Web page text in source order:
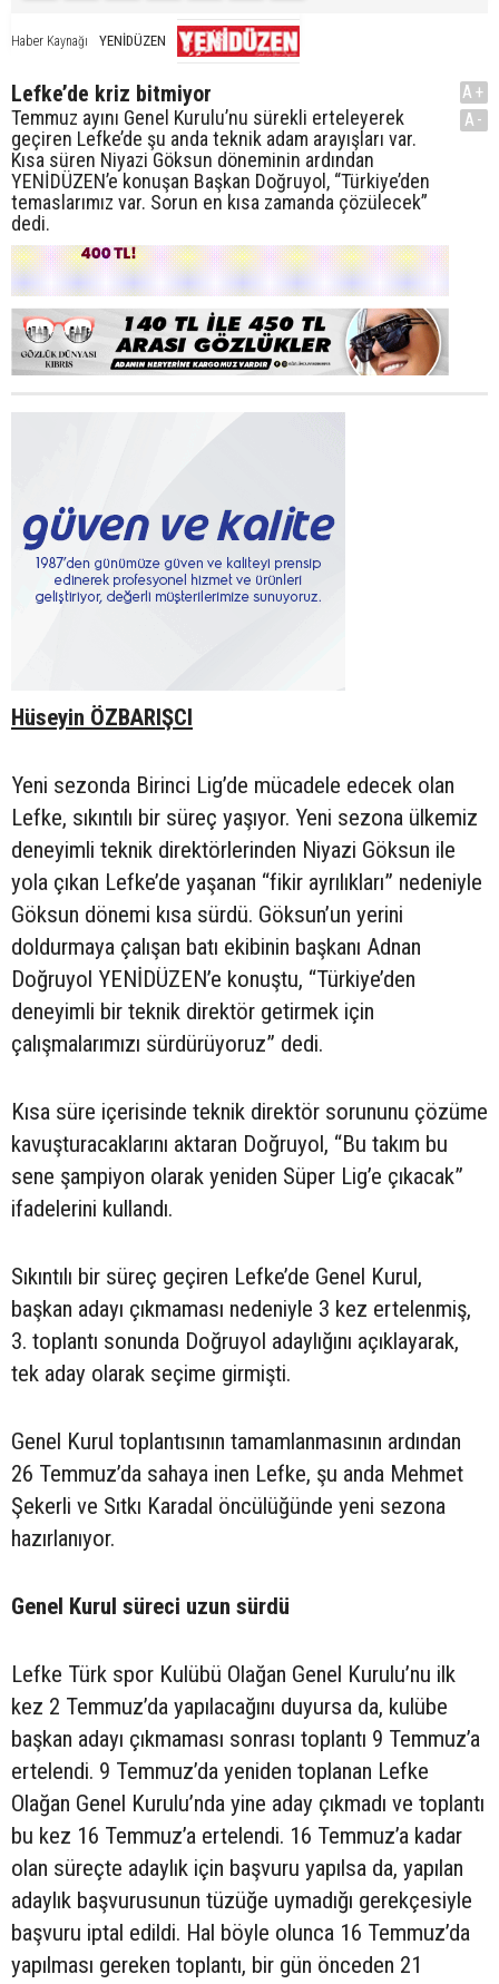
Haber Kaynağı YENİDÜZEN
Lefke’de kriz bitmiyor
Temmuz ayını Genel Kurulu’nu sürekli erteleyerek
geçiren Lefke’de şu anda teknik adam arayışları var.
Kısa süren Niyazi Göksun döneminin ardından
YENİDÜZEN’e konuşan Başkan Doğruyol, “Türkiye’den
temaslarımız var. Sorun en kısa zamanda çözülecek”
dedi.
A+
A-
Hüseyin ÖZBARIŞCI
Yeni sezonda Birinci Lig’de mücadele edecek olan
Lefke, sıkıntılı bir süreç yaşıyor. Yeni sezona ülkemiz
deneyimli teknik direktörlerinden Niyazi Göksun ile
yola çıkan Lefke’de yaşanan “fikir ayrılıkları” nedeniyle
Göksun dönemi kısa sürdü. Göksun’un yerini
doldurmaya çalışan batı ekibinin başkanı Adnan
Doğruyol YENİDÜZEN’e konuştu, “Türkiye’den
deneyimli bir teknik direktör getirmek için
çalışmalarımızı sürdürüyoruz” dedi.
Kısa süre içerisinde teknik direktör sorununu çözüme
kavuşturacaklarını aktaran Doğruyol, “Bu takım bu
sene şampiyon olarak yeniden Süper Lig’e çıkacak”
ifadelerini kullandı.
Sıkıntılı bir süreç geçiren Lefke’de Genel Kurul,
başkan adayı çıkmaması nedeniyle 3 kez ertelenmiş,
3. toplantı sonunda Doğruyol adaylığını açıklayarak,
tek aday olarak seçime girmişti.
Genel Kurul toplantısının tamamlanmasının ardından
26 Temmuz’da sahaya inen Lefke, şu anda Mehmet
Şekerli ve Sıtkı Karadal öncülüğünde yeni sezona
hazırlanıyor.
Genel Kurul süreci uzun sürdü
Lefke Türk spor Kulübü Olağan Genel Kurulu’nu ilk
kez 2 Temmuz’da yapılacağını duyursa da, kulübe
başkan adayı çıkmaması sonrası toplantı 9 Temmuz’a
ertelendi. 9 Temmuz’da yeniden toplanan Lefke
Olağan Genel Kurulu’nda yine aday çıkmadı ve toplantı
bu kez 16 Temmuz’a ertelendi. 16 Temmuz’a kadar
olan süreçte adaylık için başvuru yapılsa da, yapılan
adaylık başvurusunun tüzüğe uymadığı gerekçesiyle
başvuru iptal edildi. Hal böyle olunca 16 Temmuz’da
yapılması gereken toplantı, bir gün önceden 21